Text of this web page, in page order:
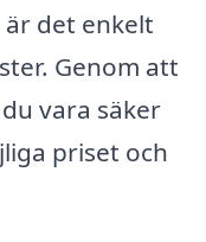
det enkelt
Genom att
vara säker
priset och